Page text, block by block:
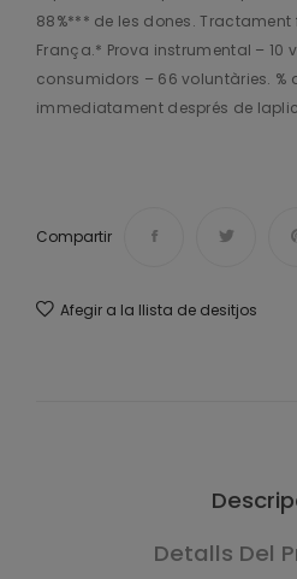
88%*** de les dones.
França.* Prova instrumental – 10
consumidors – 66 voluntàries. %
immediatament després de
Compartir
Afegir a la llista de desitjos
Detalls Del